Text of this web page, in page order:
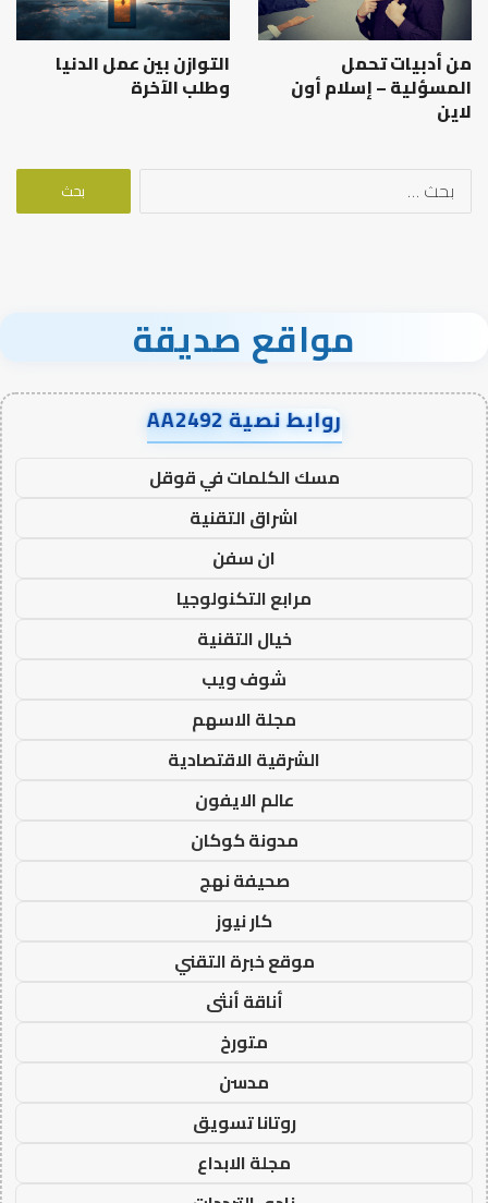
من أدبيات تحمل
المسؤلية – إسلام أون
لاين
التوازن بين عمل الدنيا
وطلب الآخرة
البحث
مواقع صديقة
روابط نصية AA2492
مسك الكلمات في قوقل
اشراق التقنية
ان سفن
مرابع التكنولوجيا
خيال التقنية
شوف ويب
مجلة الاسهم
الشرقية الاقتصادية
عالم الايفون
مدونة كوكان
صحيفة نهج
كار نيوز
موقع خبرة التقني
أناقة أنثى
متورخ
مدسن
روتانا تسويق
مجلة الابداع